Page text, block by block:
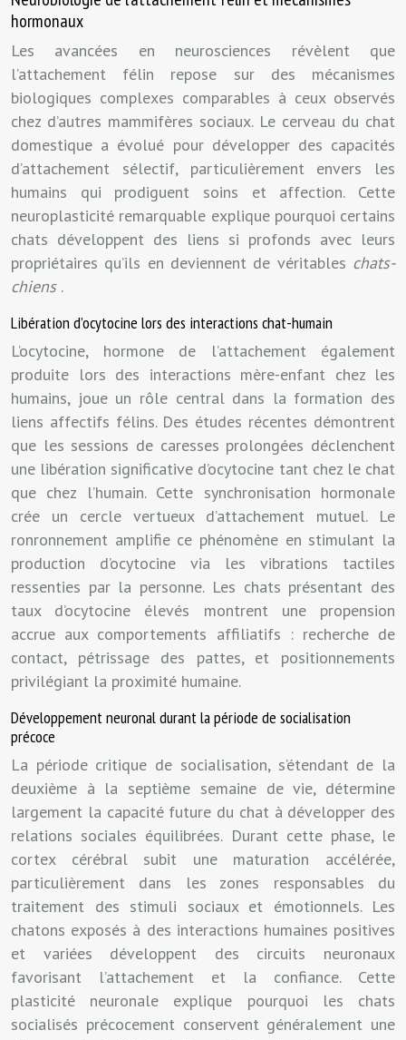
hormonaux
Les avancées en neurosciences révèlent que
l’attachement félin repose sur des mécanismes
biologiques complexes comparables à ceux observés
chez d’autres mammifères sociaux. Le cerveau du chat
domestique a évolué pour développer des capacités
d’attachement sélectif, particulièrement envers les
humains qui prodiguent soins et affection. Cette
neuroplasticité remarquable explique pourquoi certains
chats développent des liens si profonds avec leurs
propriétaires qu’ils en deviennent de véritables chats-
chiens .
Libération d’ocytocine lors des interactions chat-humain
L’ocytocine, hormone de l’attachement également
produite lors des interactions mère-enfant chez les
humains, joue un rôle central dans la formation des
liens affectifs félins. Des études récentes démontrent
que les sessions de caresses prolongées déclenchent
une libération significative d’ocytocine tant chez le chat
que chez l’humain. Cette synchronisation hormonale
crée un cercle vertueux d’attachement mutuel. Le
ronronnement amplifie ce phénomène en stimulant la
production d’ocytocine via les vibrations tactiles
ressenties par la personne. Les chats présentant des
taux d’ocytocine élevés montrent une propension
accrue aux comportements affiliatifs : recherche de
contact, pétrissage des pattes, et positionnements
privilégiant la proximité humaine.
Développement neuronal durant la période de socialisation
précoce
La période critique de socialisation, s’étendant de la
deuxième à la septième semaine de vie, détermine
largement la capacité future du chat à développer des
relations sociales équilibrées. Durant cette phase, le
cortex cérébral subit une maturation accélérée,
particulièrement dans les zones responsables du
traitement des stimuli sociaux et émotionnels. Les
chatons exposés à des interactions humaines positives
et variées développent des circuits neuronaux
favorisant l’attachement et la confiance. Cette
plasticité neuronale explique pourquoi les chats
socialisés précocement conservent généralement une